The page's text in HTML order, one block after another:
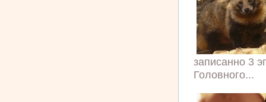
записанно 3
Головного...